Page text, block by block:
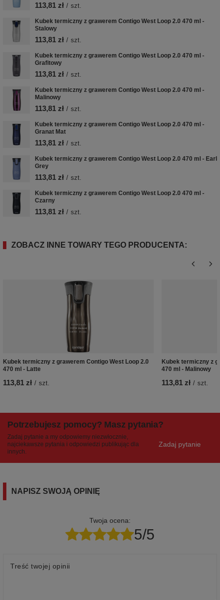
113,81 zł / szt.
Kubek termiczny z grawerem Contigo West Loop 2.0 470 ml -
Stalowy
113,81 zł / szt.
Kubek termiczny z grawerem Contigo West Loop 2.0 470 ml -
Grafitowy
113,81 zł / szt.
Kubek termiczny z grawerem Contigo West Loop 2.0 470 ml -
Malinowy
113,81 zł / szt.
Kubek termiczny z grawerem Contigo West Loop 2.0 470 ml -
Granat Mat
113,81 zł / szt.
Kubek termiczny z grawerem Contigo West Loop 2.0 470 ml - Earl
Grey
113,81 zł / szt.
Kubek termiczny z grawerem Contigo West Loop 2.0 470 ml -
Czarny
113,81 zł / szt.
ZOBACZ INNE TOWARY TEGO PRODUCENTA:
Kubek termiczny z grawerem Contigo West Loop 2.0
470 ml - Latte
113,81 zł / szt.
Kubek termiczny z
470 ml - Malinowy
113,81 zł / szt.
Potrzebujesz pomocy? Masz pytania?
Zadaj pytanie a my odpowiemy niezwłocznie,
najciekawsze pytania i odpowiedzi publikując dla
innych.
Zadaj pytanie
NAPISZ SWOJĄ OPINIĘ
Twoja ocena:
5/5
Treść twojej opinii